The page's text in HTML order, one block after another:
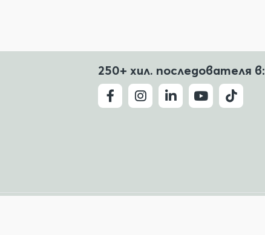
250+ хил. последователя в: